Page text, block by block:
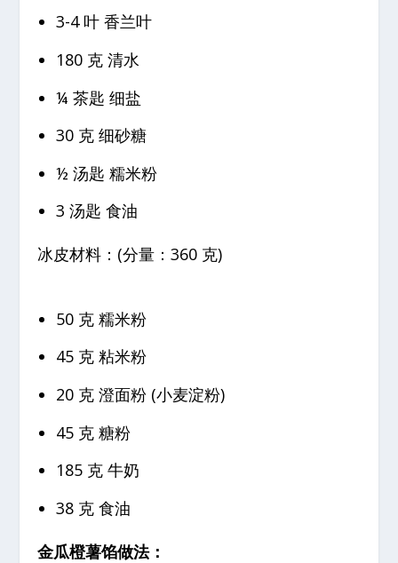
3-4 叶 香兰叶
180 克 清水
¼ 茶匙 细盐
30 克 细砂糖
½ 汤匙 糯米粉
3 汤匙 食油
冰皮材料：(分量：360 克)
50 克 糯米粉
45 克 粘米粉
20 克 澄面粉 (小麦淀粉)
45 克 糖粉
185 克 牛奶
38 克 食油
金瓜橙薯馅做法：